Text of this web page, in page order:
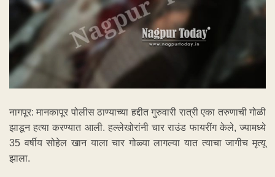
नागपूर: मानकापूर पोलीस ठाण्याच्या हद्दीत गुरुवारी रात्री एका तरुणाची गोळी
झाडून हत्या करण्यात आली. हल्लेखोरांनी चार राउंड फायरींग केले, ज्यामध्ये
35 वर्षीय सोहेल खान याला चार गोळ्या लागल्या यात त्याचा जागीच मृत्यू
झाला.